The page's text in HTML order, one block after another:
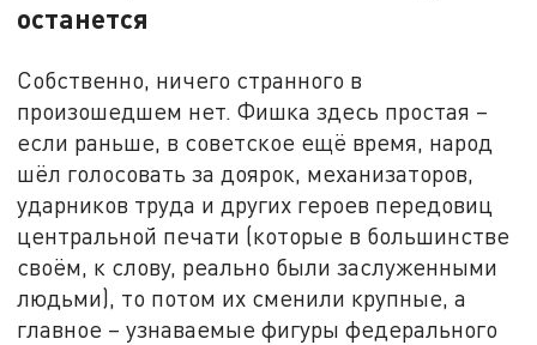
останется
Собственно, ничего странного в
произошедшем нет. Фишка здесь простая –
если раньше, в советское ещё время, народ
шёл голосовать за доярок, механизаторов,
ударников труда и других героев передовиц
центральной печати (которые в большинстве
своём, к слову, реально были заслуженными
людьми), то потом их сменили крупные, а
главное – узнаваемые фигуры федерального